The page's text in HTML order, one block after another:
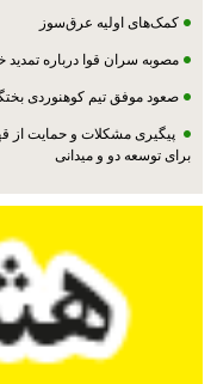
کمک‌های اولیه عرق‌سوز
مصوبه سران قوا درباره تمدید
صعود موفق تیم کوهنوردی بختگان نی‌ریز به قله
پیگیری مشکلات و حمایت از
برای توسعه دو و میدانی